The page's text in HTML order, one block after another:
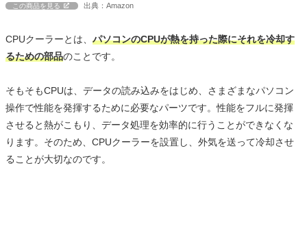
この商品を見る 出典：Amazon
CPUクーラーとは、 パソコンのCPUが熱を持った際にそれを冷却す
るための部品のことです。
そもそもCPUは、データの読み込みをはじめ、さまざまなパソコン
操作で性能を発揮するために必要なパーツです。性能をフルに発揮
させると熱がこもり、データ処理を効率的に行うことができなくな
ります。そのため、CPUクーラーを設置し、外気を送って冷却させ
ることが大切なのです。